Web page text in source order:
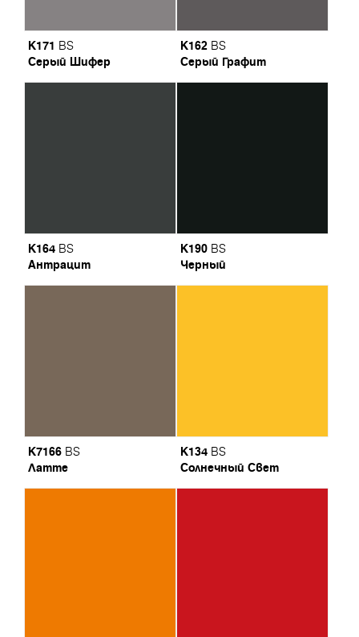
K171 BS
Серый Шифер
K162 BS
Серый Графит
K164 BS
Антрацит
K190 BS
Черный
K7166 BS
Латте
K134 BS
Солнечный Свет